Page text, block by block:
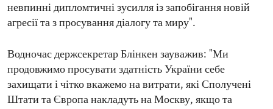
невпинні дипломтичні зусилля із запобігання новій
агресії та з просування діалогу та миру".
Водночас держсекретар Блінкен зауважив: "Ми
продовжимо просувати здатність України себе
захищати і чітко вкажемо на витрати, які Сполучені
Штати та Європа накладуть на Москву, якщо та